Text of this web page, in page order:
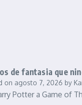
de fantasia que
on agosto 7, 2026 by
Potter a Game of